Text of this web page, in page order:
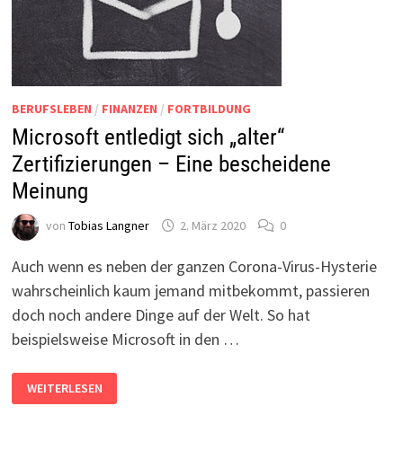
BERUFSLEBEN / FINANZEN / FORTBILDUNG
Microsoft entledigt sich „alter“
Zertifizierungen – Eine bescheidene
Meinung
von Tobias Langner 2. März 2020 0
Auch wenn es neben der ganzen Corona-Virus-Hysterie
wahrscheinlich kaum jemand mitbekommt, passieren
doch noch andere Dinge auf der Welt. So hat
beispielsweise Microsoft in den …
MICROSOFT
ENTLEDIGT
SICH
WEITERLESEN